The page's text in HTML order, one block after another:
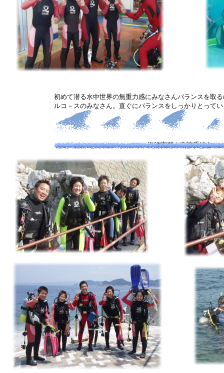
初めて潜る水中世界の無重力感にみなさんバランスを取
ルコ－スのみなさん。直ぐにバランスをしっかりとって
海洋実習＆申請手続き